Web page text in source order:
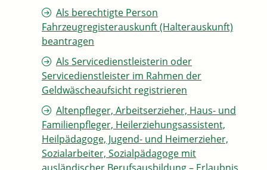
Als berechtigte Person
Fahrzeugregisterauskunft (Halterauskunft)
beantragen
Als Servicedienstleisterin oder
Servicedienstleister im Rahmen der
Geldwäscheaufsicht registrieren
Altenpfleger, Arbeitserzieher, Haus- und
Familienpfleger, Heilerziehungsassistent,
Heilpädagoge, Jugend- und Heimerzieher,
Sozialarbeiter, Sozialpädagoge mit